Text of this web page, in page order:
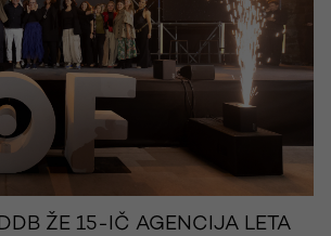
ŽE 15-IČ AGENCIJA LETA